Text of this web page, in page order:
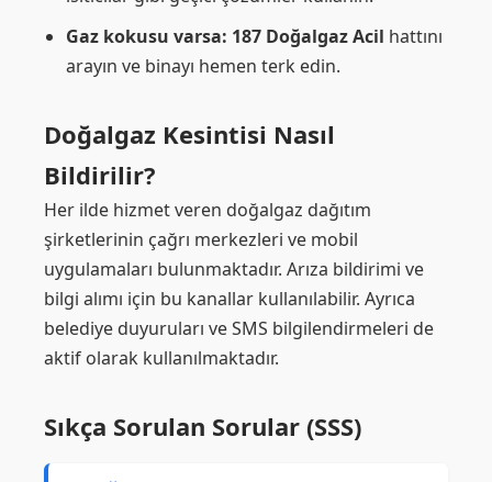
Gaz kokusu varsa: 187 Doğalgaz Acil hattını
arayın ve binayı hemen terk edin.
Doğalgaz Kesintisi Nasıl
Bildirilir?
Her ilde hizmet veren doğalgaz dağıtım
şirketlerinin çağrı merkezleri ve mobil
uygulamaları bulunmaktadır. Arıza bildirimi ve
bilgi alımı için bu kanallar kullanılabilir. Ayrıca
belediye duyuruları ve SMS bilgilendirmeleri de
aktif olarak kullanılmaktadır.
Sıkça Sorulan Sorular (SSS)